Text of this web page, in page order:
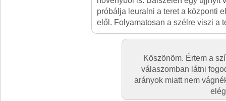
próbálja leuralni a teret a központi
elől. Folyamatosan a szélre viszi a
Köszönöm. Értem a
válaszomban látni
arányok miatt nem